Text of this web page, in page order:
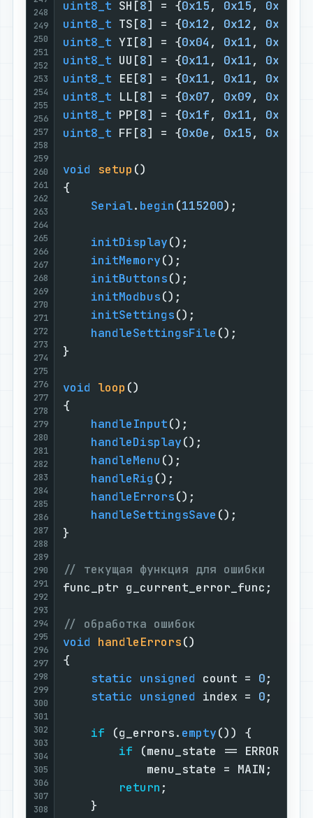
248
249
250
251
252
253
254
255
256
257
258
259
260
261
262
263
264
265
266
267
268
269
270
271
272
273
274
275
276
277
278
279
280
281
282
283
284
285
286
287
288
289
290
291
292
293
294
295
296
297
298
299
300
301
302
303
304
305
306
307
308
uint8_t SH[8] = {0x15, 0x15, 0x15
uint8_t TS[8] = {0x12 , 0x12 , 0x12
uint8_t YI[8] = {0x04 , 0x11, 0x11
uint8_t UU[8] = {0x11, 0x11, 0x11
uint8_t EE[8] = {0x11, 0x11, 0x11
uint8_t LL[8] = {0x07, 0x09, 0x09
uint8_t PP[8] = {0x1f, 0x11, 0x11
uint8_t FF[8] = {0x0e , 0x15, 0x15
void setup ()
{
Serial. begin (115200);
initDisplay();
initMemory();
initButtons();
initModbus();
initSettings();
handleSettingsFile ();
}
void loop ()
{
handleInput();
handleDisplay();
handleMenu ();
handleRig ();
handleErrors();
handleSettingsSave ();
}
// текущая функция для ошибки
func_ptr g_current_error_func;
// обработка ошибок
void handleErrors()
{
static unsigned count = 0;
static unsigned index = 0;
if (g_errors. empty()) {
if (menu_state ==
            menu_state = MAIN;
return ;
    }